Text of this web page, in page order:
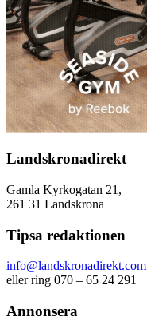
Landskronadirekt
Gamla Kyrkogatan 21,
261 31 Landskrona
Tipsa redaktionen
info@landskronadirekt.com
eller ring 070 – 65 24 291
Annonsera